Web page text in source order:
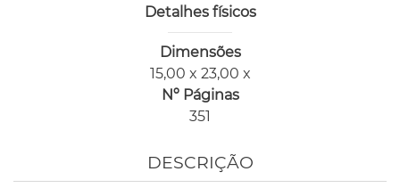
Detalhes físicos
Dimensões
15,00 x 23,00 x
Nº Páginas
351
DESCRIÇÃO